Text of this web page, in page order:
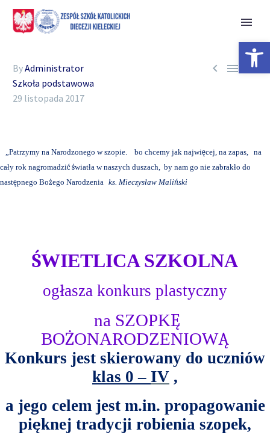
  
ByAdministrator
Szkoła podstawowa
29 listopada 2017
„Patrzymy na Narodzonego w szopie. bo chcemy jak najwięcej, na zapas,
na
cały rok nagromadzić światła w naszych duszach, by nam go nie zabrakło do
następnego Bożego Narodzenia ks. Mieczysław Maliński
ŚWIETLICA SZKOLNA
ogłasza konkurs plastyczny
na SZOPKĘ
BOŻONARODZENIOWĄ
Konkurs jest skierowany do uczniów
klas 0 – IV ,
a jego celem jest m.in. propagowanie
pięknej tradycji robienia szopek,